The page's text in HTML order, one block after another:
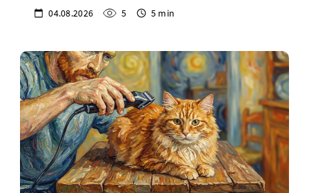
04.08.2026 5 5 min